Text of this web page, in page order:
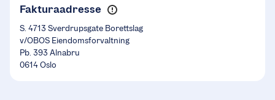
Fakturaadresse
S. 4713 Sverdrupsgate Borettslag
v/OBOS Eiendomsforvaltning
Pb. 393 Alnabru
0614 Oslo